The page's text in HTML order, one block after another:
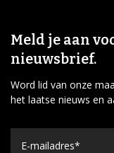
Meld je aan
nieuwsbrief.
Word lid van onze
het laatse nieuws en